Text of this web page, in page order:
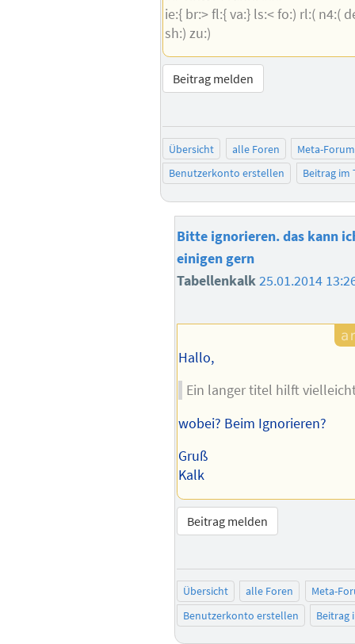
ie:{ br:> fl:{ va:} ls:< fo:) rl:( n4:(
sh:) zu:)
Beitrag melden
Übersicht alle Foren
Meta-
Benutzerkonto erstellen
Beitrag im
Bitte ignorieren. das kann
einigen gern
Tabellenkalk25.01.2014
Hallo,
Ein langer titel hilft
wobei? Beim Ignorieren?
Gruß
Kalk
Beitrag melden
Übersicht alle Foren
Meta-
Benutzerkonto erstellen
Beitrag